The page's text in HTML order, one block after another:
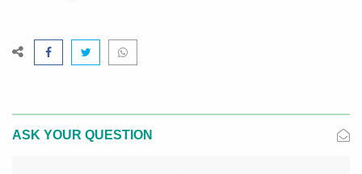
ASK YOUR QUESTION